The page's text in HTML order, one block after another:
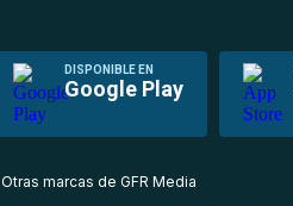
DISPONIBLE EN
Google Play
Otras marcas de GFR Media